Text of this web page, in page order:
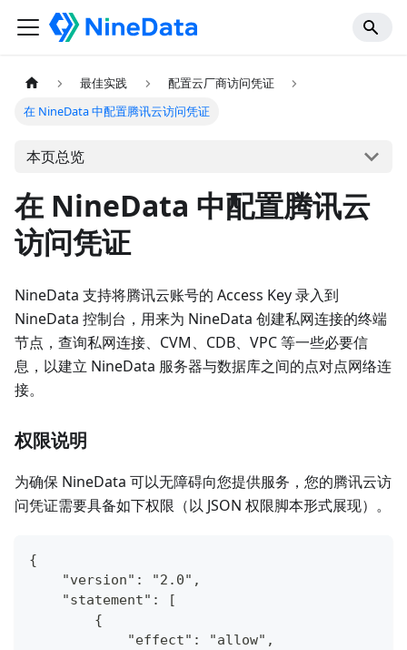
最佳实践
配置云厂商访问凭证
在 NineData 中配置腾讯云访问凭证
本页总览
在 NineData 中配置腾讯云
访问凭证
NineData 支持将腾讯云账号的 Access Key 录入到
NineData 控制台，用来为 NineData 创建私网连接的终端
节点，查询私网连接、CVM、CDB、VPC 等一些必要信
息，以建立 NineData 服务器与数据库之间的点对点网络连
接。
权限说明
为确保 NineData 可以无障碍向您提供服务，您的腾讯云访
问凭证需要具备如下权限（以 JSON 权限脚本形式展现）。
{
    "version": "2.0",
    "statement": [
        {
            "effect": "allow",